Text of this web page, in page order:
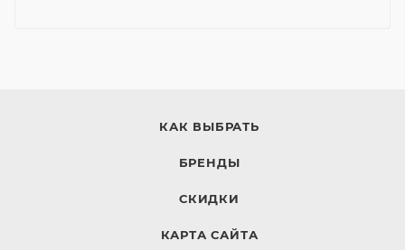
КАК ВЫБРАТЬ
БРЕНДЫ
СКИДКИ
КАРТА САЙТА